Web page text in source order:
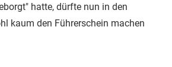
hatte, dürfte nun in den
kaum den Führerschein machen